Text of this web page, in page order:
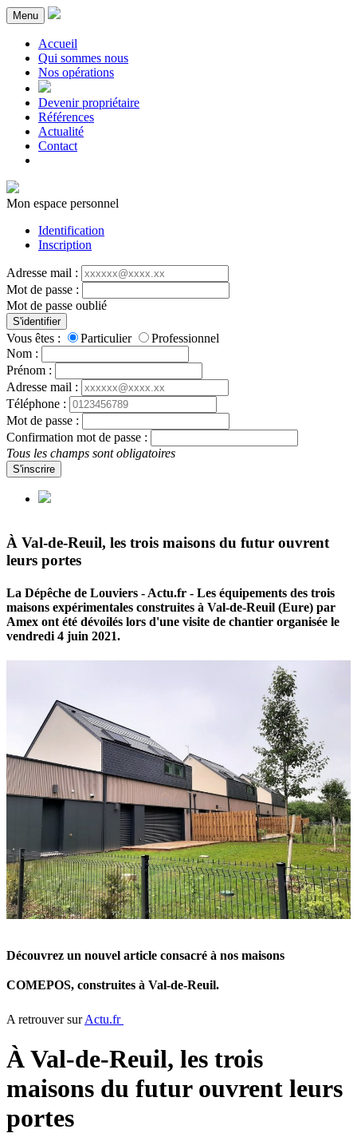
Menu
Accueil
Qui sommes nous
Nos opérations
Devenir propriétaire
Références
Actualité
Contact
Mon espace personnel
Identification
Inscription
Adresse mail :
Mot de passe :
Mot de passe oublié
S'identifier
Vous êtes : Particulier
Professionnel
Nom :
Prénom :
Adresse mail :
Téléphone :
Mot de passe :
Confirmation mot de passe :
Tous les champs sont obligatoires
S'inscrire
À Val-de-Reuil, les trois maisons du futur ouvrent
leurs portes
La Dépêche de Louviers - Actu.fr - Les équipements des trois
maisons expérimentales construites à Val-de-Reuil (Eure) par
Amex ont été dévoilés lors d'une visite de chantier organisée le
vendredi 4 juin 2021.
Découvrez un nouvel article consacré à nos maisons
COMEPOS, construites à Val-de-Reuil.
A retrouver surActu.fr
À Val-de-Reuil, les trois
maisons du futur ouvrent leurs
portes